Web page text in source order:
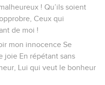
! Qu’ils soient
Ceux qui
de moi !
mon innocence Se
joie En répétant sans
Lui qui veut le bonheur